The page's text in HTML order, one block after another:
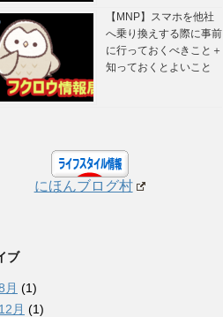
【MNP】スマホを他社
へ乗り換えする際に事前
に行っておくべきこと＋
知っておくとよいこと
にほんブログ村
ブ
月 (1)
月 (1)